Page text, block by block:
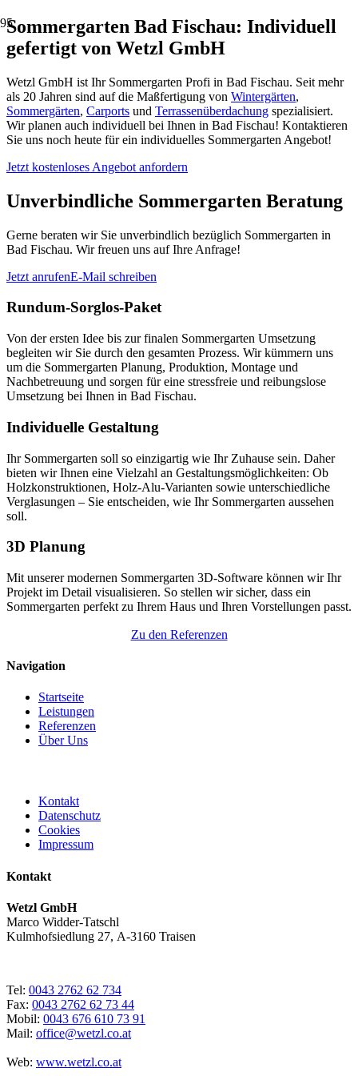
Sommergarten Bad Fischau: Individuell
gefertigt von Wetzl GmbH
Wetzl GmbH ist Ihr Sommergarten Profi in Bad Fischau. Seit mehr
als 20 Jahren sind auf die Maßfertigung von Wintergärten,
Sommergärten, Carports und Terrassenüberdachung spezialisiert.
Wir planen auch individuell bei Ihnen in Bad Fischau! Kontaktieren
Sie uns noch heute für ein individuelles Sommergarten Angebot!
Jetzt kostenloses Angebot anfordern
Unverbindliche Sommergarten Beratung
Gerne beraten wir Sie unverbindlich bezüglich Sommergarten in
Bad Fischau. Wir freuen uns auf Ihre Anfrage!
Jetzt anrufenE-Mail schreiben
Rundum-Sorglos-Paket
Von der ersten Idee bis zur finalen Sommergarten Umsetzung
begleiten wir Sie durch den gesamten Prozess. Wir kümmern uns
um die Sommergarten Planung, Produktion, Montage und
Nachbetreuung und sorgen für eine stressfreie und reibungslose
Umsetzung bei Ihnen in Bad Fischau.
Individuelle Gestaltung
Ihr Sommergarten soll so einzigartig wie Ihr Zuhause sein. Daher
bieten wir Ihnen eine Vielzahl an Gestaltungsmöglichkeiten: Ob
Holzkonstruktionen, Holz-Alu-Varianten sowie unterschiedliche
Verglasungen – Sie entscheiden, wie Ihr Sommergarten aussehen
soll.
3D Planung
Mit unserer modernen Sommergarten 3D-Software können wir Ihr
Projekt im Detail visualisieren. So stellen wir sicher, dass ein
Sommergarten perfekt zu Ihrem Haus und Ihren Vorstellungen passt.
Zu den Referenzen
Navigation
Startseite
Leistungen
Referenzen
Über Uns
Kontakt
Datenschutz
Cookies
Impressum
Kontakt
Wetzl GmbH
Marco Widder-Tatschl
Kulmhofsiedlung 27, A-3160 Traisen
Tel: 0043 2762 62 734
Fax: 0043 2762 62 73 44
Mobil: 0043 676 610 73 91
Mail: office@wetzl.co.at
Web: www.wetzl.co.at